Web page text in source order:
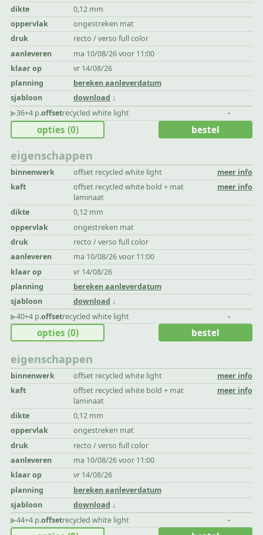
dikte
0,12 mm
oppervlak
ongestreken mat
druk
recto / verso full color
aanleveren
ma 10/08/26 voor 11:00
klaar op
vr 14/08/26
planning
bereken aanleverdatum
sjabloon
download
▶︎36+4 p.offsetrecycled white light -
eigenschappen
binnenwerk offset recycled white light
meer info
kaft
offset recycled white bold + mat
laminaat
meer info
dikte
0,12 mm
oppervlak
ongestreken mat
druk
recto / verso full color
aanleveren
ma 10/08/26 voor 11:00
klaar op
vr 14/08/26
planning
bereken aanleverdatum
sjabloon
download
opties (0) bestel
▶︎40+4 p.offsetrecycled white light -
eigenschappen
binnenwerk offset recycled white light
meer info
kaft
offset recycled white bold + mat
laminaat
meer info
dikte
0,12 mm
oppervlak
ongestreken mat
druk
recto / verso full color
aanleveren
ma 10/08/26 voor 11:00
klaar op
vr 14/08/26
planning
bereken aanleverdatum
sjabloon
download
opties (0) bestel
▶︎44+4 p.offsetrecycled white light -